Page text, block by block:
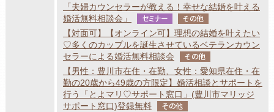
「夫婦カウンセラーが教える！幸せな結婚を叶える
婚活無料相談会」
セミナー その他
【対面可】【オンライン可】理想の結婚を叶えたい
♡多くのカップルを誕生させているベテランカウン
セラーによる婚活無料相談会
その他
【男性：豊川市在住・在勤、女性：愛知県在住・在
勤の20歳から49歳の方限定】婚活相談とサポートを
行う「とよマリ♡サポート窓口」(豊川市マリッジ
サポート窓口)登録無料
その他